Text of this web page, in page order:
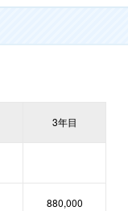
3年目
880,000